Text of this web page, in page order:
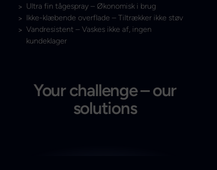
Ultra fin tågespray – Økonomisk i brug
Ikke-klæbende overflade – Tiltrækker ikke støv
Vandresistent – Vaskes ikke af, ingen
kundeklager
Your challenge – our
solutions